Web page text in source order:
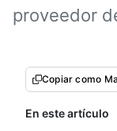
proveedor
Copiar como
En este artículo